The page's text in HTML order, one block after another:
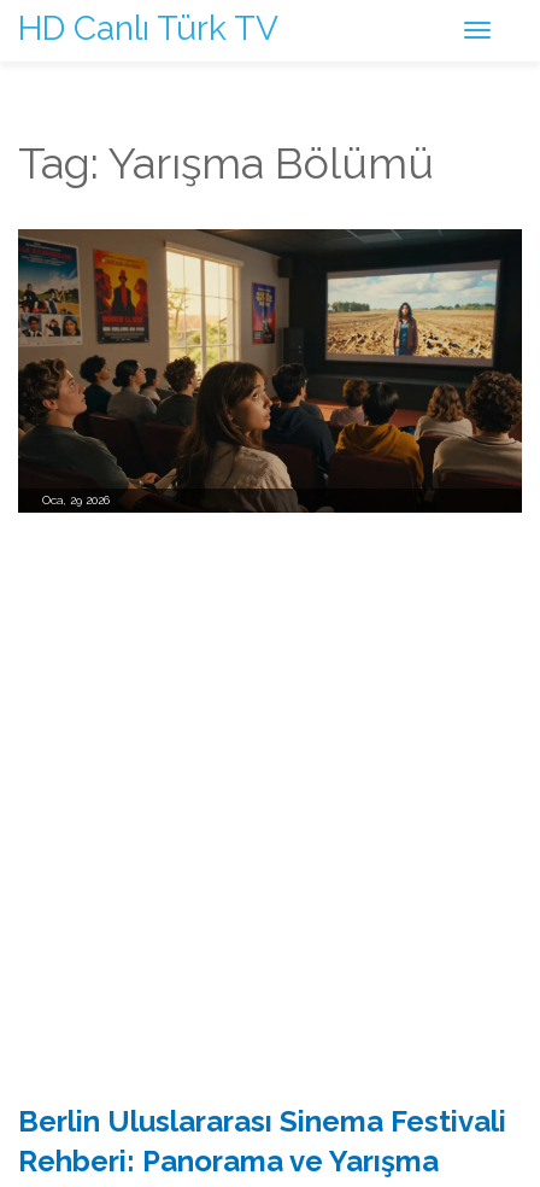
HD Canlı Türk TV
Tag: Yarışma Bölümü
Oca, 29 2026
Berlin Uluslararası Sinema Festivali
Rehberi: Panorama ve Yarışma